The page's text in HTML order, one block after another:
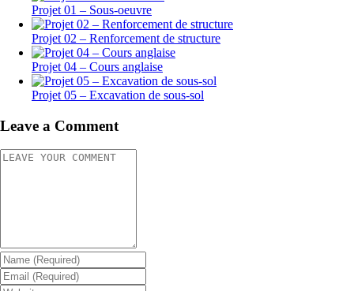
Projet 01 – Sous-oeuvre
Projet 02 – Renforcement de structure
Projet 04 – Cours anglaise
Projet 05 – Excavation de sous-sol
Leave a Comment